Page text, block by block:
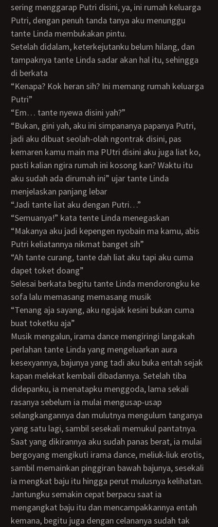
sering menggarap Putri disini, ya, ini rumah keluarga
Putri, dengan penuh tanda tanya aku menunggu
tante Linda membukakan pintu.
Setelah didalam, keterkejutanku belum hilang, dan
tampaknya tante Linda sadar akan hal itu, sehingga
di berkata
“Kenapa? Kok heran sih? Ini memang rumah keluarga
Putri”
“Em… tante nyewa disini yah?”
“Bukan, gini yah, aku ini simpananya papanya Putri,
jadi aku dibuat seolah-olah ngontrak disini, pas
kemaren kamu main ma PUtri disini aku juga liat ko,
pasti kalian ngira rumah ini kosong kan? Waktu itu
aku sudah ada dirumah ini” ujar tante Linda
menjelaskan panjang lebar
“Jadi tante liat aku dengan Putri…”
“Semuanya!” kata tente Linda menegaskan
“Makanya aku jadi kepengen nyobain ma kamu, abis
Putri keliatannya nikmat banget sih”
“Ah tante curang, tante dah liat aku tapi aku cuma
dapet toket doang”
Selesai berkata begitu tante Linda mendorongku ke
sofa lalu memasang memasang musik
“Tenang aja sayang, aku ngajak kesini bukan cuma
buat toketku aja”
Musik mengalun, irama dance mengiringi langakah
perlahan tante Linda yang mengeluarkan aura
kesexyannya, bajunya yang tadi aku buka entah sejak
kapan melekat kembali dibadannya. Setelah tiba
didepanku, ia menatapku menggoda, lama sekali
rasanya sebelum ia mulai mengusap-usap
selangkangannya dan mulutnya mengulum tanganya
yang satu lagi, sambil sesekali memukul pantatnya.
Saat yang dikirannya aku sudah panas berat, ia mulai
bergoyang mengikuti irama dance, meliuk-liuk erotis,
sambil memainkan pinggiran bawah bajunya, sesekali
ia mengkat baju itu hingga perut mulusnya kelihatan.
Jantungku semakin cepat berpacu saat ia
mengangkat baju itu dan mencampakkannya entah
kemana, begitu juga dengan celananya sudah tak